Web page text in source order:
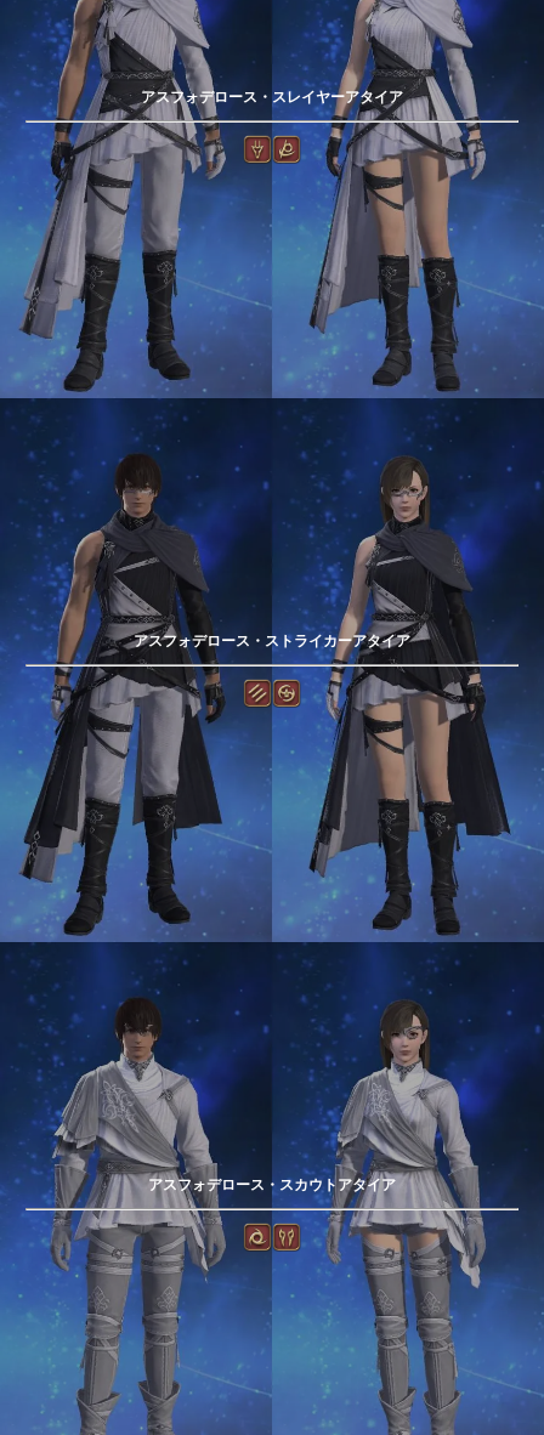
アスフォデロース・スレイヤーアタイア
アスフォデロース・ストライカーアタイア
アスフォデロース・スカウトアタイア